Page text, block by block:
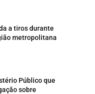
a tiros durante
metropolitana
Público que
sobre